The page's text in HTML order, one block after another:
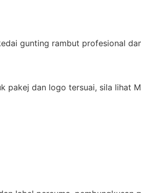
gunting rambut profesional
pakej dan logo tersuai, sila lihat